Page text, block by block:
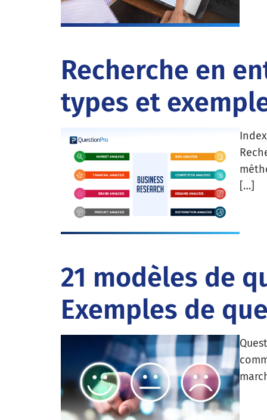
Recherche en
types et
[…]
21 modèles de
Exemples de